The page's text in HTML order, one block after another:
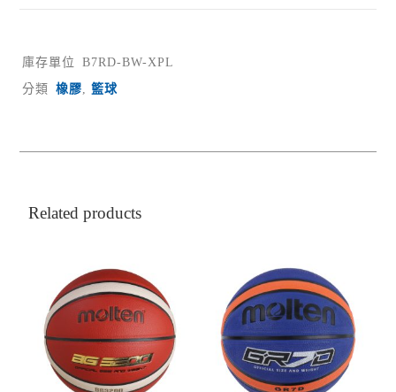
庫存單位
B7RD-BW-XPL
分類
橡膠,籃球
Related products